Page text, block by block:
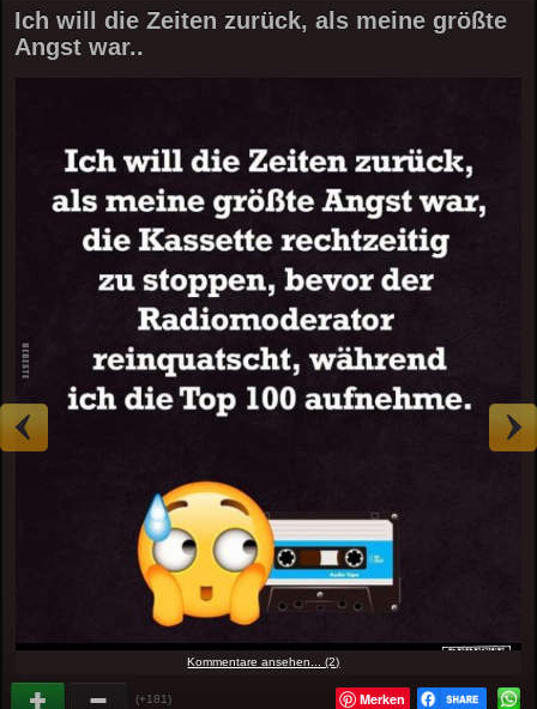
Ich will die Zeiten zurück, als meine größte
Angst war..
Kommentare ansehen... (2)
(+181) Merken